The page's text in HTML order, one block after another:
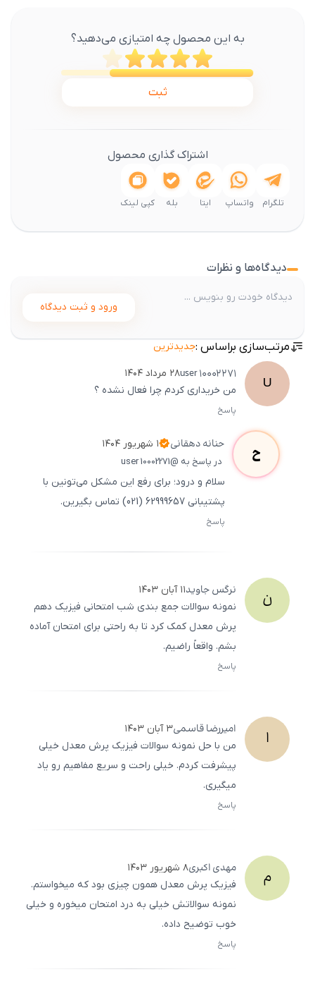
به این محصول چه امتیازی می‌دهید؟
ثبت
اشتراک گذاری محصول
تلگرام واتساپ ایتا بله کپی لینک
دیدگاه‌ها و نظرات
ورود و ثبت دیدگاه
مرتب‌سازی براساس :جدیدترین
U
user10002271
۲۸ مرداد ۱۴۰۴
من خریداری کردم چرا فعال نشده ؟
پاسخ
ح حنانهدهقانی ۱ شهریور ۱۴۰۴
در پاسخ به @user 10002271
سلام و درود؛ برای رفع این مشکل می‌تونین با
پشتیبانی 62999657 (021) تماس بگیرین.
پاسخ
ن نرگسجاوید۱۱ آبان ۱۴۰۳
نمونه سوالات جمع بندی شب امتحانی فیزیک دهم
پرش معدل کمک کرد تا به راحتی برای امتحان آماده
بشم. واقعاً راضیم.
پاسخ
ا امیررضاقاسمی۳ آبان ۱۴۰۳
من با حل نمونه سوالات فیزیک پرش معدل خیلی
پیشرفت کردم. خیلی راحت و سریع مفاهیم رو یاد
میگیری.
پاسخ
م مهدیاکبری۸ شهریور ۱۴۰۳
فیزیک پرش معدل همون چیزی بود که میخواستم.
نمونه سوالاتش خیلی به درد امتحان میخوره و خیلی
خوب توضیح داده.
پاسخ